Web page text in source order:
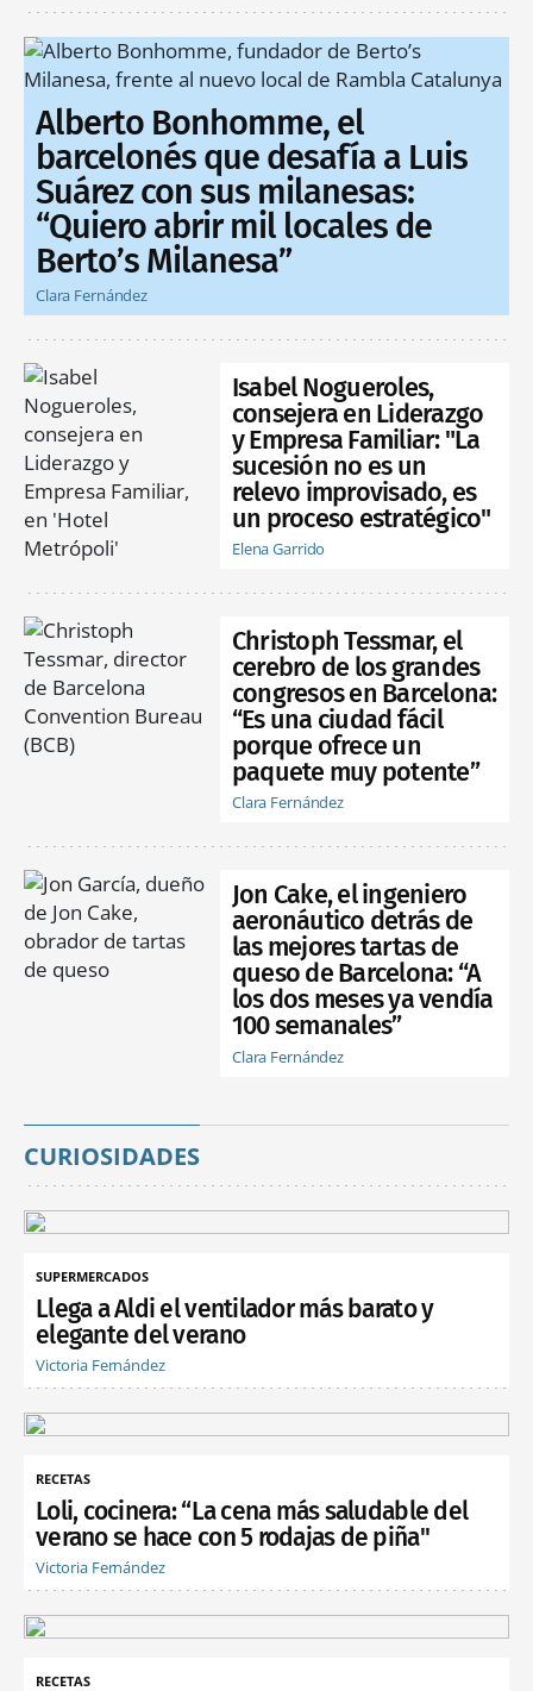
Alberto Bonhomme, el
barcelonés que desafía a Luis
Suárez con sus milanesas:
“Quiero abrir mil locales de
Berto’s Milanesa”
Clara Fernández
Isabel Nogueroles,
consejera en Liderazgo
y Empresa Familiar: "La
sucesión no es un
relevo improvisado, es
un proceso estratégico"
Elena Garrido
Christoph Tessmar, el
cerebro de los grandes
congresos en Barcelona:
“Es una ciudad fácil
porque ofrece un
paquete muy potente”
Clara Fernández
Jon Cake, el ingeniero
aeronáutico detrás de
las mejores tartas de
queso de Barcelona: “A
los dos meses ya vendía
100 semanales”
Clara Fernández
CURIOSIDADES
SUPERMERCADOS
Llega a Aldi el ventilador más barato y
elegante del verano
Victoria Fernández
RECETAS
Loli, cocinera: “La cena más saludable del
verano se hace con 5 rodajas de piña"
Victoria Fernández
RECETAS